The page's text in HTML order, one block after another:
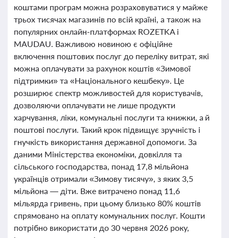
коштами програм можна розраховуватися у майже
трьох тисячах магазинів по всій країні, а також на
популярних онлайн-платформах ROZETKA і
MAUDAU. Важливою новиною є офіційне
включення поштових послуг до переліку витрат, які
можна оплачувати за рахунок коштів «Зимової
підтримки» та «Національного кешбеку». Це
розширює спектр можливостей для користувачів,
дозволяючи оплачувати не лише продукти
харчування, ліки, комунальні послуги та книжки, а й
поштові послуги. Такий крок підвищує зручність і
гнучкість використання державної допомоги. За
даними Міністерства економіки, довкілля та
сільського господарства, понад 17,8 мільйона
українців отримали «Зимову тисячу», з яких 3,5
мільйона — діти. Вже витрачено понад 11,6
мільярда гривень, при цьому близько 80% коштів
спрямовано на оплату комунальних послуг. Кошти
потрібно використати до 30 червня 2026 року,